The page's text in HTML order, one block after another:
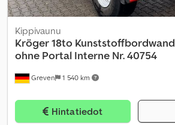
Greven 1 540 km
Kippivaunu
Kröger18to Kunststoffbordwand
ohne Portal Interne Nr. 40754
Hintatiedot